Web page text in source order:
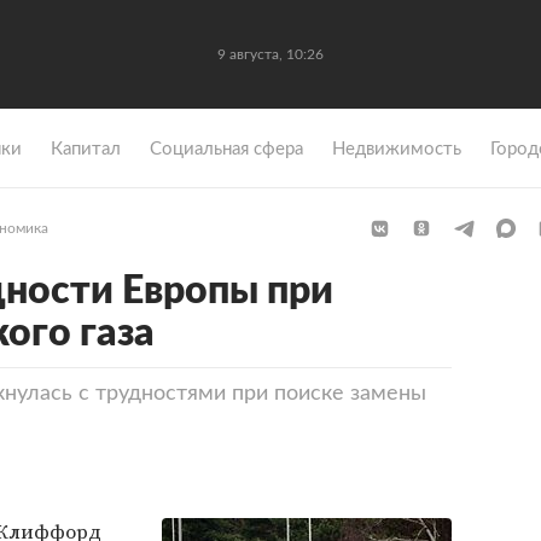
9 августа, 10:26
Капитал Социальная сфера Недвижимость
Европы при
газа
с трудностями при поиске замены
Клиффорд